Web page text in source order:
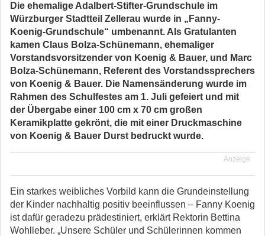
Die ehemalige Adalbert-Stifter-Grundschule im
Würzburger Stadtteil Zellerau wurde in „Fanny-
Koenig-Grundschule“ umbenannt. Als Gratulanten
kamen Claus Bolza-Schünemann, ehemaliger
Vorstandsvorsitzender von Koenig & Bauer, und Marc
Bolza-Schünemann, Referent des Vorstandssprechers
von Koenig & Bauer. Die Namensänderung wurde im
Rahmen des Schulfestes am 1. Juli gefeiert und mit
der Übergabe einer 100 cm x 70 cm großen
Keramikplatte gekrönt, die mit einer Druckmaschine
von Koenig & Bauer Durst bedruckt wurde.
Anzeige
Ein starkes weibliches Vorbild kann die Grundeinstellung
der Kinder nachhaltig positiv beeinflussen – Fanny Koenig
ist dafür geradezu prädestiniert, erklärt Rektorin Bettina
Wohlleber. „Unsere Schüler und Schülerinnen kommen